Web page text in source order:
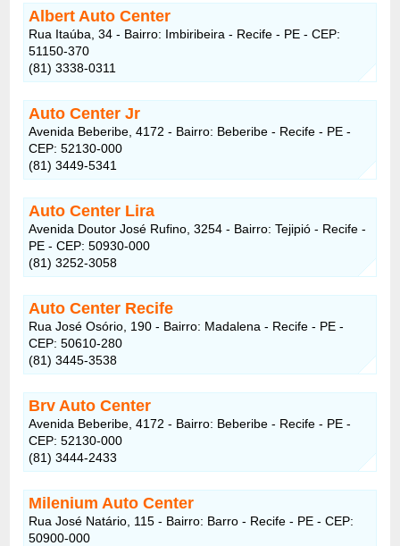
Albert Auto Center
Rua Itaúba, 34 - Bairro: Imbiribeira - Recife - PE - CEP:
51150-370
(81) 3338-0311
Auto Center Jr
Avenida Beberibe, 4172 - Bairro: Beberibe - Recife - PE -
CEP: 52130-000
(81) 3449-5341
Auto Center Lira
Avenida Doutor José Rufino, 3254 - Bairro: Tejipió - Recife -
PE - CEP: 50930-000
(81) 3252-3058
Auto Center Recife
Rua José Osório, 190 - Bairro: Madalena - Recife - PE -
CEP: 50610-280
(81) 3445-3538
Brv Auto Center
Avenida Beberibe, 4172 - Bairro: Beberibe - Recife - PE -
CEP: 52130-000
(81) 3444-2433
Milenium Auto Center
Rua José Natário, 115 - Bairro: Barro - Recife - PE - CEP:
50900-000